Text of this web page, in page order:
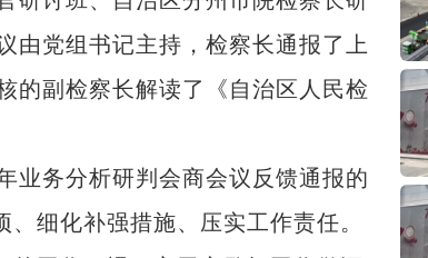
由党组书记主持，检察长通报了上
的副检察长解读了《自治区人民检
务分析研判会商会议反馈通报的
细化补强措施、压实工作责任。